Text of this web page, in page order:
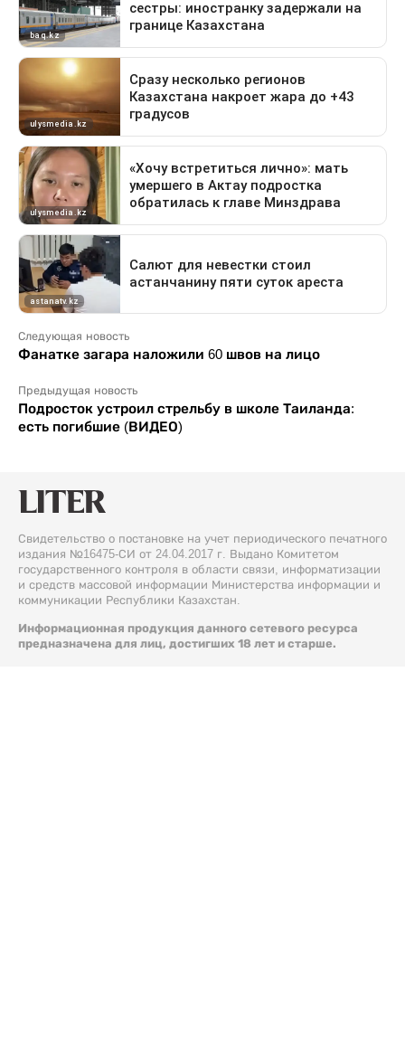
Следующая новость
Фанатке загара наложили 60 швов на лицо
Предыдущая новость
Подросток устроил стрельбу в школе Таиланда:
есть погибшие (ВИДЕО)
Свидетельство о постановке на учет периодического печатного
издания №16475-СИ от 24.04.2017 г. Выдано Комитетом
государственного контроля в области связи, информатизации
и средств массовой информации Министерства информации и
коммуникации Республики Казахстан.
Информационная продукция данного сетевого ресурса
предназначена для лиц, достигших 18 лет и старше.